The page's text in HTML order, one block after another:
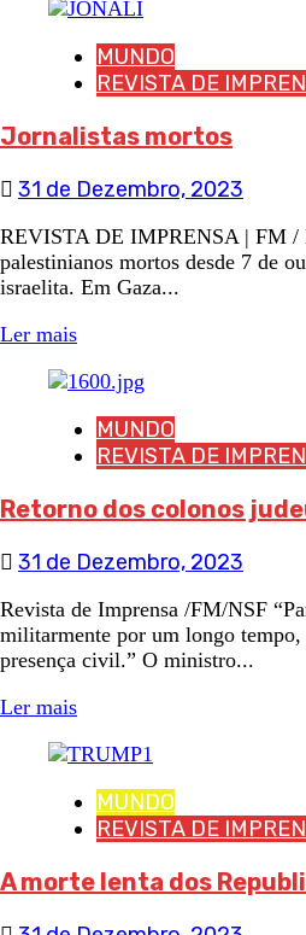
MUNDO
REVISTA DE
Jornalistas mortos
31 de Dezembro, 2023
REVISTA DE IMPRENSA | FM /
palestinianos mortos desde 7 de
israelita. Em Gaza...
Ler mais
MUNDO
REVISTA DE
Retorno dos colonos
31 de Dezembro, 2023
Revista de Imprensa /FM/NSF
militarmente por um longo tempo,
presença civil.” O ministro...
Ler mais
MUNDO
REVISTA DE
A morte lenta dos